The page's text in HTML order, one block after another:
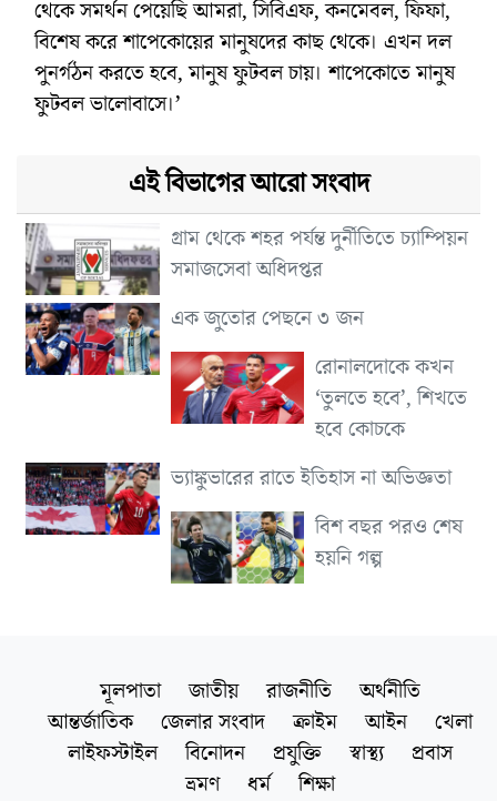
থেকে সমর্থন পেয়েছি আমরা, সিবিএফ, কনমেবল, ফিফা,
বিশেষ করে শাপেকোয়ের মানুষদের কাছ থেকে। এখন দল
পুনর্গঠন করতে হবে, মানুষ ফুটবল চায়। শাপেকোতে মানুষ
ফুটবল ভালোবাসে।’
এই বিভাগের আরো সংবাদ
গ্রাম থেকে শহর পর্যন্ত দুর্নীতিতে চ্যাম্পিয়ন
সমাজসেবা অধিদপ্তর
এক জুতোর পেছনে ৩ জন
রোনালদোকে কখন
‘তুলতে হবে’, শিখতে
হবে কোচকে
ভ্যাঙ্কুভারের রাতে ইতিহাস না অভিজ্ঞতা
বিশ বছর পরও শেষ
হয়নি গল্প
মূলপাতা জাতীয় রাজনীতি
অর্থনীতি
আন্তর্জাতিক
জেলার সংবাদ ক্রাইম আইন
খেলা
লাইফস্টাইল
বিনোদন প্রযুক্তি স্বাস্থ্য
প্রবাস
ভ্রমণ
ধর্ম শিক্ষা